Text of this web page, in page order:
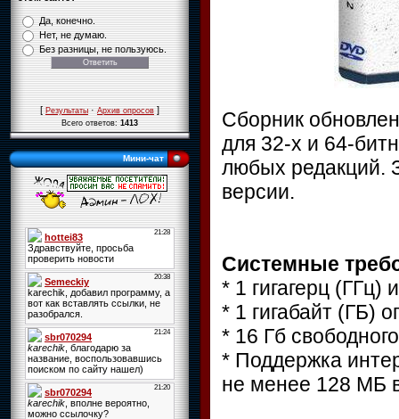
Да, конечно.
Нет, не думаю.
Без разницы, не пользуюсь.
[Результаты·Архив опросов]
Всего ответов:1413
Мини-чат
Сборник
для 32-х и 64-
любых редакций.
версии.
Системные
* 1 гигагерц
* 1 гигабайт (ГБ)
* 16 Гб
* Поддержка
не менее 128 МБ